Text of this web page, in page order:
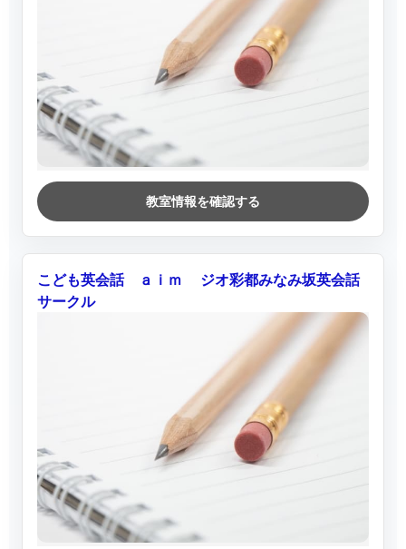
教室情報を確認する
こども英会話 ａｉｍ ジオ彩都みなみ坂英会話
サークル